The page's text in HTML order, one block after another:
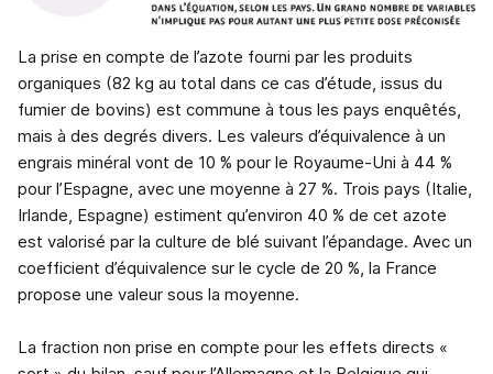
La prise en compte de l’azote fourni par les produits
organiques (82 kg au total dans ce cas d’étude, issus du
fumier de bovins) est commune à tous les pays enquêtés,
mais à des degrés divers. Les valeurs d’équivalence à un
engrais minéral vont de 10 % pour le Royaume-Uni à 44 %
pour l’Espagne, avec une moyenne à 27 %. Trois pays (Italie,
Irlande, Espagne) estiment qu’environ 40 % de cet azote
est valorisé par la culture de blé suivant l’épandage. Avec un
coefficient d’équivalence sur le cycle de 20 %, la France
propose une valeur sous la moyenne.
La fraction non prise en compte pour les effets directs «